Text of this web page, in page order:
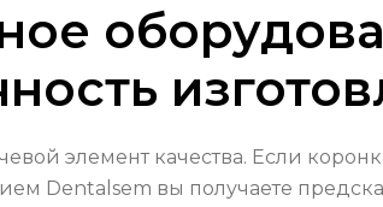
элемент качества. Если
Dentalsem вы получаете